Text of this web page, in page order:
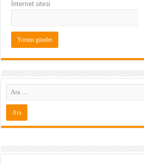
İnternet sitesi